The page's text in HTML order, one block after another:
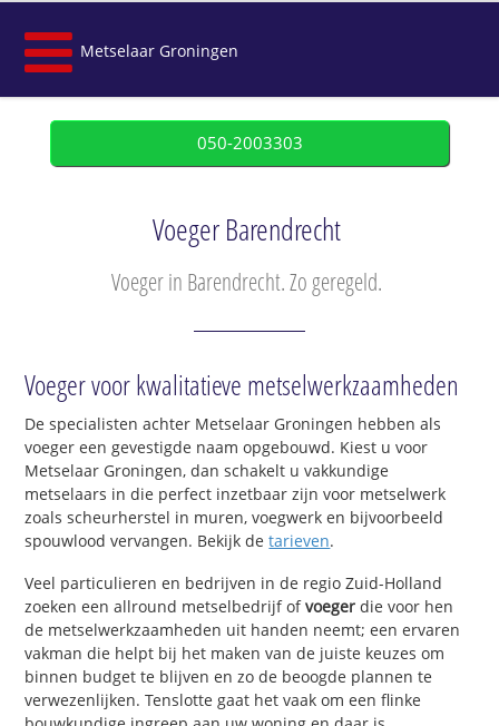
Metselaar Groningen
050-2003303
Voeger Barendrecht
Voeger in Barendrecht. Zo geregeld.
Voeger voor kwalitatieve metselwerkzaamheden
De specialisten achter Metselaar Groningen hebben als
voeger een gevestigde naam opgebouwd. Kiest u voor
Metselaar Groningen, dan schakelt u vakkundige
metselaars in die perfect inzetbaar zijn voor metselwerk
zoals scheurherstel in muren, voegwerk en bijvoorbeeld
spouwlood vervangen. Bekijk detarieven.
Veel particulieren en bedrijven in de regio Zuid-Holland
zoeken een allround metselbedrijf ofvoeger die voor hen
de metselwerkzaamheden uit handen neemt; een ervaren
vakman die helpt bij het maken van de juiste keuzes om
binnen budget te blijven en zo de beoogde plannen te
verwezenlijken. Tenslotte gaat het vaak om een flinke